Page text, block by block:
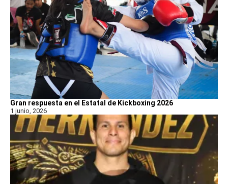
Gran respuesta en el Estatal de Kickboxing 2026
1 junio, 2026